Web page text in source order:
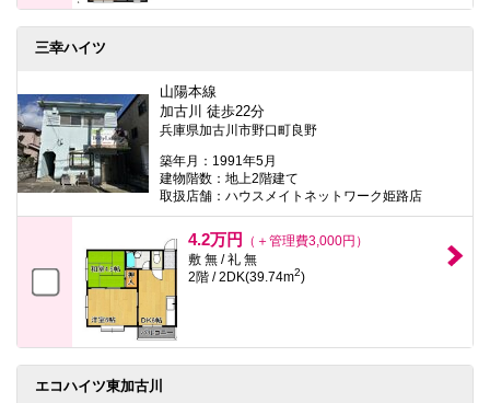
三幸ハイツ
山陽本線
加古川 徒歩22分
兵庫県加古川市野口町良野
築年月：1991年5月
建物階数：地上2階建て
取扱店舗：ハウスメイトネットワーク姫路店
4.2万円
（＋管理費3,000円）
敷 無 / 礼 無
2階 / 2DK(39.74m2)
エコハイツ東加古川